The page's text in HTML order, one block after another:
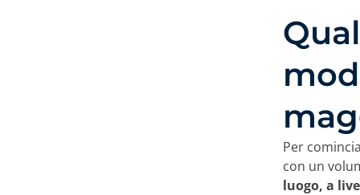
Per
con un
luogo, a